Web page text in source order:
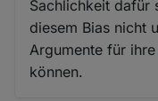
Sachlichkeit dafür
diesem Bias nicht
Argumente für
können.